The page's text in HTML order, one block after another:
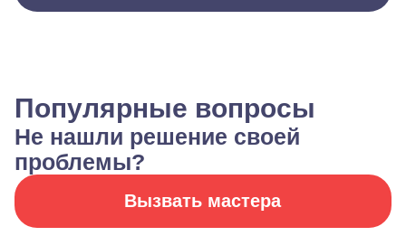
Популярные вопросы
Не нашли решение своей
проблемы?
Вызвать мастера